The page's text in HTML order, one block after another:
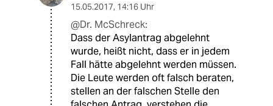
15.05.2017, 14:16 Uhr
@Dr. McSchreck:
Dass der Asylantrag abgelehnt
wurde, heißt nicht, dass er in jedem
Fall hätte abgelehnt werden müssen.
Die Leute werden oft falsch beraten,
stellen an der falschen Stelle den